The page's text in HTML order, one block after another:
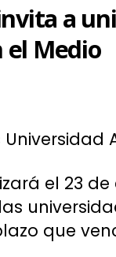
a
el Medio
el 23
que